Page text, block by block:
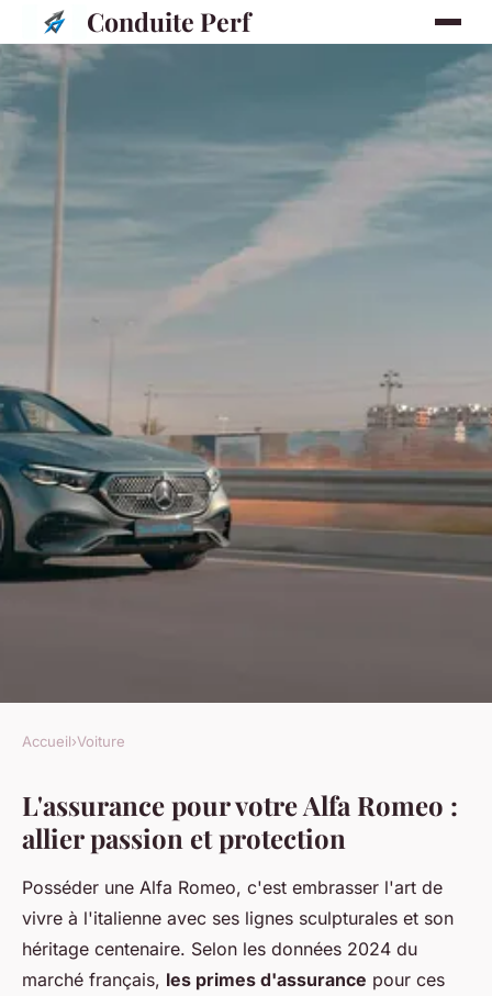
Conduite Perf
L'assurance alfa romeo : une
protection pour votre élégance
Kaïs•16 novembre 2025•7 min de lecture
Accueil›Voiture
L'assurance pour votre Alfa Romeo :
allier passion et protection
Posséder une Alfa Romeo, c'est embrasser l'art de
vivre à l'italienne avec ses lignes sculpturales et son
héritage centenaire. Selon les données 2024 du
marché français, les primes d'assurance pour ces